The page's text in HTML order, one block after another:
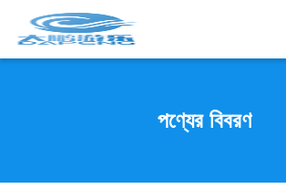
পণ্যের বিবরণ